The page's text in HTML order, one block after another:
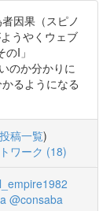
因果（スピノ
うやくウェブ
I」
のか分かりに
るようになる
投稿一覧)
ワーク (18)
@consaba